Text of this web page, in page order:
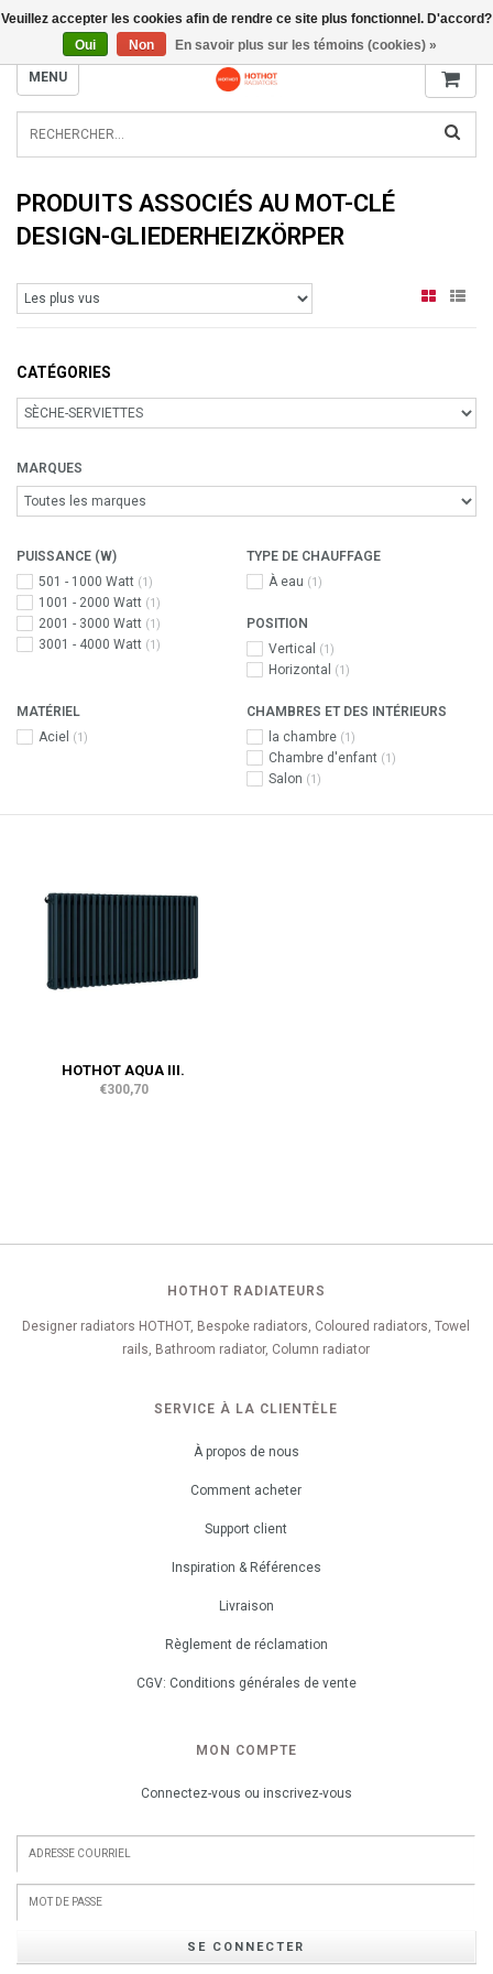
INFO@RADIATORS.SHOP
MENU
PRODUITS ASSOCIÉS AU MOT-CLÉ
DESIGN-GLIEDERHEIZKÖRPER
CATÉGORIES
MARQUES
PUISSANCE (W)
501 - 1000 Watt (1)
1001 - 2000 Watt (1)
2001 - 3000 Watt (1)
3001 - 4000 Watt (1)
TYPE DE CHAUFFAGE
À eau (1)
POSITION
Vertical
(1)
Horizontal (1)
MATÉRIEL
Aciel
(1)
CHAMBRES ET DES INTÉRIEURS
la chambre (1)
Chambre d'enfant (1)
Salon (1)
HOTHOT AQUA III.
€300,70
HOTHOT RADIATEURS
Designer radiators HOTHOT, Bespoke radiators, Coloured radiators, Towel
rails, Bathroom radiator, Column radiator
SERVICE À LA CLIENTÈLE
À propos de nous
Comment acheter
Support client
Inspiration & Références
Livraison
Règlement de réclamation
CGV: Conditions générales de vente
MON COMPTE
Connectez-vous ou inscrivez-vous
SE CONNECTER
Veuillez accepter les cookies afin de rendre ce site plus fonctionnel. D'accord?
Oui
Non En savoir plus sur les témoins (cookies) »